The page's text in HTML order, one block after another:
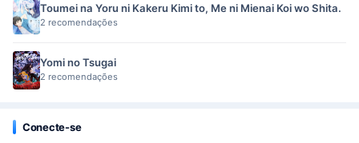
Toumei na Yoru ni Kakeru Kimi to, Me ni Mienai Koi wo Shita.
2 recomendações
Yomi no Tsugai
2 recomendações
Conecte-se